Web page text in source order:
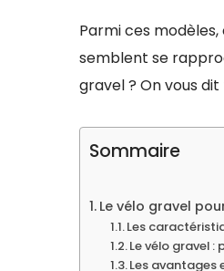
Parmi ces
semblent se
gravel ? On vous
Sommaire
Le vélo gravel
Les
Le vélo gravel :
Les avantages